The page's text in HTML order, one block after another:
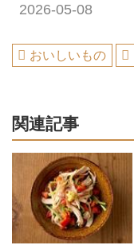
2026-05-08
おいしいもの
関連記事